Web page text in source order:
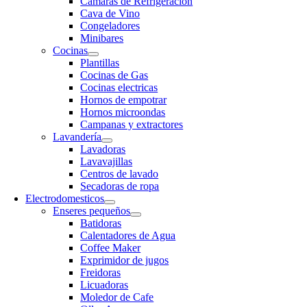
Cava de Vino
Congeladores
Minibares
Cocinas
Plantillas
Cocinas de Gas
Cocinas electricas
Hornos de empotrar
Hornos microondas
Campanas y extractores
Lavandería
Lavadoras
Lavavajillas
Centros de lavado
Secadoras de ropa
Electrodomesticos
Enseres pequeños
Batidoras
Calentadores de Agua
Coffee Maker
Exprimidor de jugos
Freidoras
Licuadoras
Moledor de Cafe